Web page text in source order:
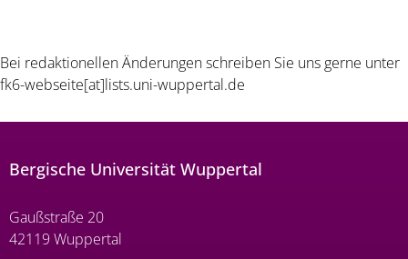
Bei redaktionellen Änderungen schreiben Sie uns gerne unter
fk6-webseite[at]lists.uni-wuppertal.de
Bergische Universität Wuppertal
Gaußstraße 20
42119 Wuppertal